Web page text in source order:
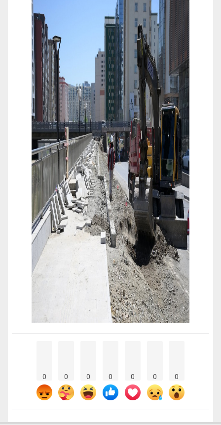
0 0 0 0 0 0 0